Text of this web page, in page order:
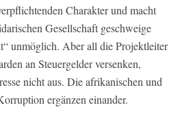
Charakter und macht
Gesellschaft geschweige
unmöglich. Aber all die Projektleiter
an Steuergelder versenken,
nicht aus. Die afrikanischen und
ergänzen einander.